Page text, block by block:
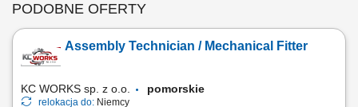
PODOBNE OFERTY
Assembly Technician / Mechanical Fitter
KC WORKS sp. z o.o. pomorskie
relokacja do: Niemcy